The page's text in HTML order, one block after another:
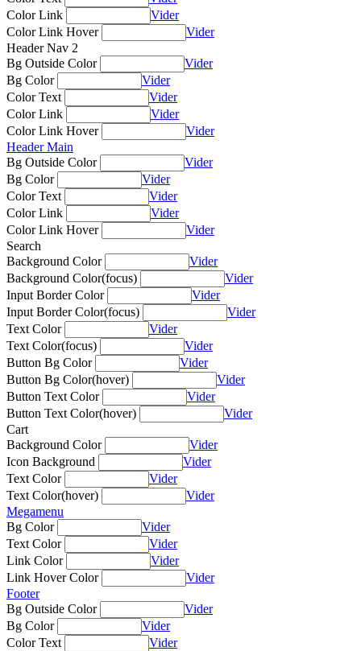
Color Link
Vider
Color Link Hover
Vider
Header Nav 2
Bg Outside Color
Vider
Bg Color
Vider
Color Text
Vider
Color Link
Vider
Color Link Hover
Vider
Header Main
Bg Outside Color
Vider
Bg Color
Vider
Color Text
Vider
Color Link
Vider
Color Link Hover
Vider
Search
Background Color
Vider
Background Color(focus)
Vider
Input Border Color
Vider
Input Border Color(focus)
Vider
Text Color
Vider
Text Color(focus)
Vider
Button Bg Color
Vider
Button Bg Color(hover)
Vider
Button Text Color
Vider
Button Text Color(hover)
Vider
Cart
Background Color
Vider
Icon Background
Vider
Text Color
Vider
Text Color(hover)
Vider
Megamenu
Bg Color
Vider
Text Color
Vider
Link Color
Vider
Link Hover Color
Vider
Footer
Bg Outside Color
Vider
Bg Color
Vider
Color Text
Vider